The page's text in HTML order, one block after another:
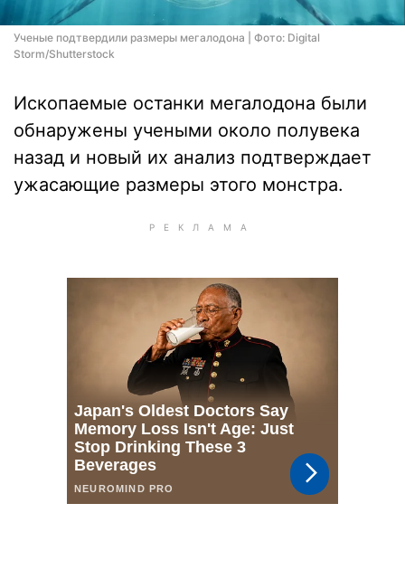
Ученые подтвердили размеры мегалодона | Фото: Digital
Storm/Shutterstock
Ископаемые останки мегалодона были
обнаружены учеными около полувека
назад и новый их анализ подтверждает
ужасающие размеры этого монстра.